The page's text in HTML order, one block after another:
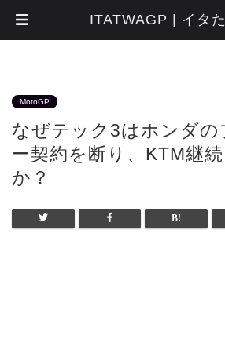
MotoGP
なぜテック3はホンダの
ー契約を断り、KTM継
か？
ITATWAGP | イタ